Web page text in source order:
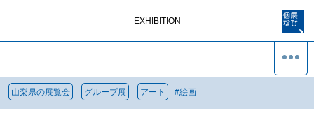
EXHIBITION
山梨県の展覧会 グループ展 アート #絵画